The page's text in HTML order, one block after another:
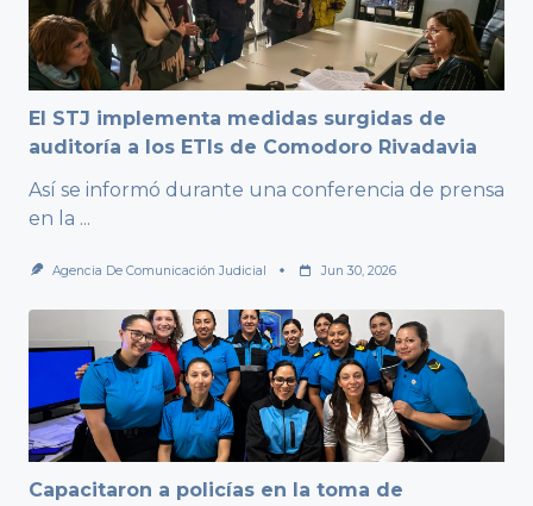
El STJ implementa medidas surgidas de
auditoría a los ETIs de Comodoro Rivadavia
Así se informó durante una conferencia de prensa
en la ...
Agencia De Comunicación Judicial Jun 30, 2026
Capacitaron a policías en la toma de